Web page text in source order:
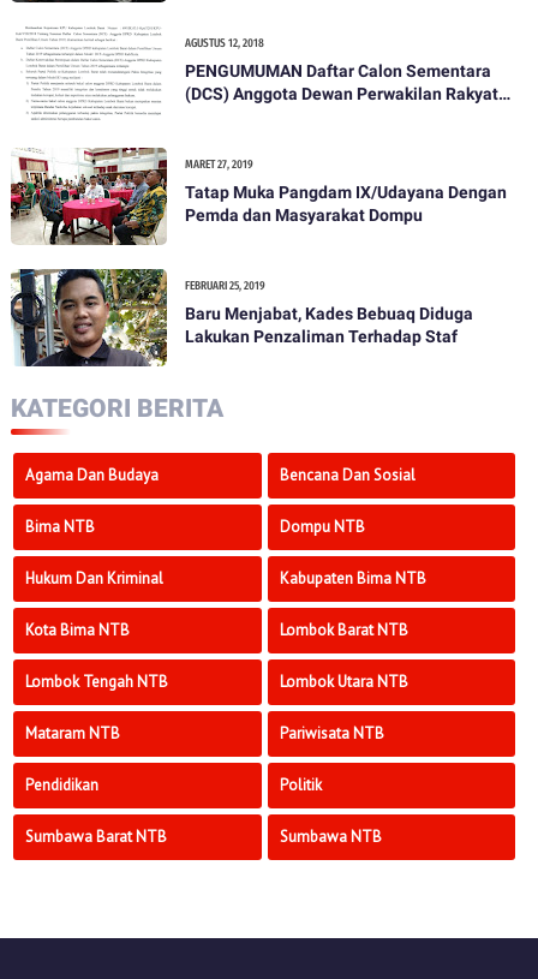
AGUSTUS 12, 2018
PENGUMUMAN Daftar Calon Sementara
(DCS) Anggota Dewan Perwakilan Rakyat
MARET 27, 2019
Tatap Muka Pangdam IX/Udayana Dengan
Pemda dan Masyarakat Dompu
FEBRUARI 25, 2019
Baru Menjabat, Kades Bebuaq Diduga
Lakukan Penzaliman Terhadap Staf
KATEGORI BERITA
Agama Dan Budaya Bencana Dan Sosial
Bima NTB Dompu NTB
Hukum Dan Kriminal Kabupaten Bima NTB
Kota Bima NTB Lombok Barat NTB
Lombok Tengah NTB Lombok Utara NTB
Mataram NTB Pariwisata NTB
Pendidikan Politik
Sumbawa Barat NTB Sumbawa NTB